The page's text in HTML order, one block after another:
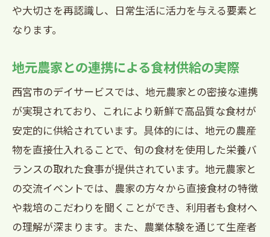
や大切さを再認識し、日常生活に活力を与える要素と
なります。
地元農家との連携による食材供給の実際
西宮市のデイサービスでは、地元農家との密接な連携
が実現されており、これにより新鮮で高品質な食材が
安定的に供給されています。具体的には、地元の農産
物を直接仕入れることで、旬の食材を使用した栄養バ
ランスの取れた食事が提供されています。地元農家と
の交流イベントでは、農家の方々から直接食材の特徴
や栽培のこだわりを聞くことができ、利用者も食材へ
の理解が深まります。また、農業体験を通じて生産者